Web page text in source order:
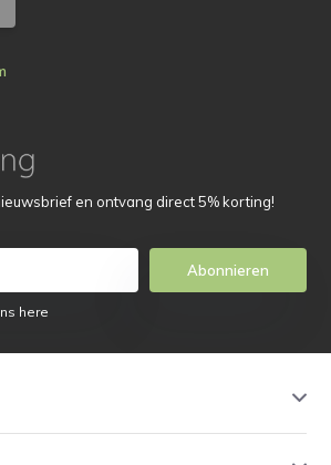
en ontvang direct 5% korting!
Abonnieren
here